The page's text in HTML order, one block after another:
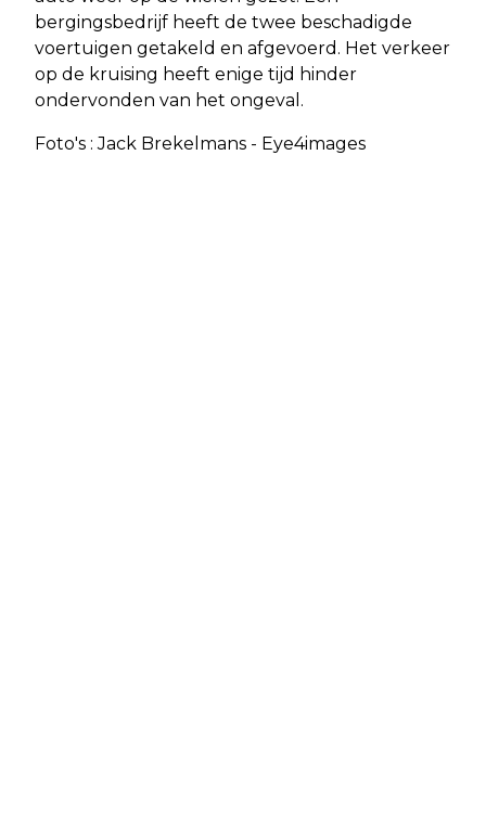
bergingsbedrijf heeft de twee beschadigde
voertuigen getakeld en afgevoerd. Het verkeer
op de kruising heeft enige tijd hinder
ondervonden van het ongeval.
Foto's : Jack Brekelmans - Eye4images